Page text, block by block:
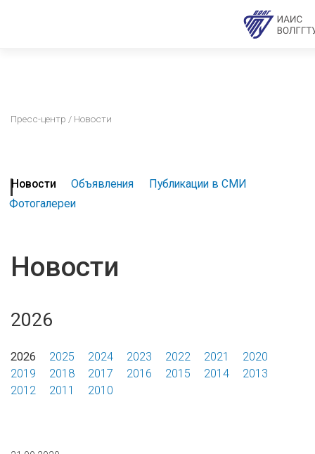
Пресс-центр / Новости
Новости Объявления
Публикации в СМИ
Фотогалереи
Новости
2026
2026 2025 2024 2023 2022 2021
2020
2019
2018 2017 2016 2015 2014
2013
2012
2011 2010